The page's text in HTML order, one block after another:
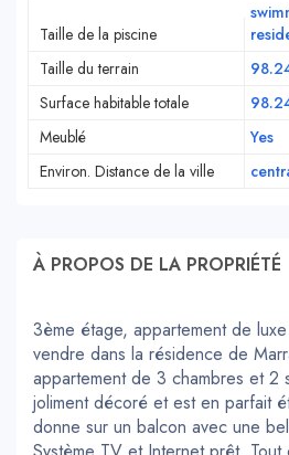
Taille de la piscine
Taille du terrain
Surface habitable totale
Meublé
Yes
Environ. Distance de la ville
À PROPOS DE LA PROPRIÉTÉ
3ème étage, appartement de
vendre dans la résidence de
appartement de 3 chambres et 2
joliment décoré et est en parfait
donne sur un balcon avec une